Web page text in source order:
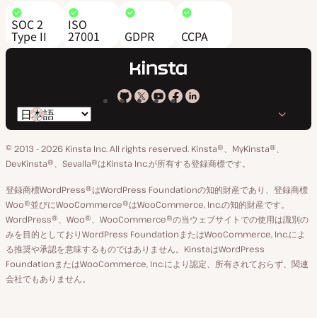
SOC 2
Type II
ISO
27001 GDPR CCPA
Kinsta
GitHub
Kinsta
X
ア
カ
ウ
ン
ト
Kinsta
YouTube
Kinsta
Facebook
Kinsta
LinkedIn
ペ
ー
ジ
言
語
の
り
替
え
© 2013 - 2026 Kinsta Inc. All rights reserved. Kinsta®、MyKinsta®、
DevKinsta®、Sevalla®はKinsta Inc.が所有する登録商標です。
登録商標WordPress®はWordPress Foundationの知的財産であり、登録商標
Woo®並びにWooCommerce®はWooCommerce, Inc.の知的財産です。
WordPress®、Woo®、WooCommerce®の当ウェブサイトでの使用は識別の
みを目的としておりWordPress FoundationまたはWooCommerce, Inc.によ
る推奨や承認を意味するものではありません。KinstaはWordPress
FoundationまたはWooCommerce, Inc.により認定、所有されておらず、関連
会社でもありません。